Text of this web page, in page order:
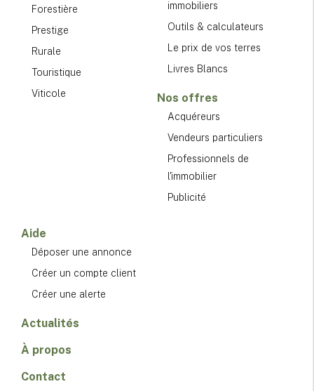
Forestière
Prestige
Rurale
Touristique
Viticole
immobiliers
Outils & calculateurs
Le prix de vos terres
Livres Blancs
Nos offres
Acquéreurs
Vendeurs particuliers
Professionnels de
l'immobilier
Publicité
Aide
Déposer une annonce
Créer un compte client
Créer une alerte
Actualités
À propos
Contact